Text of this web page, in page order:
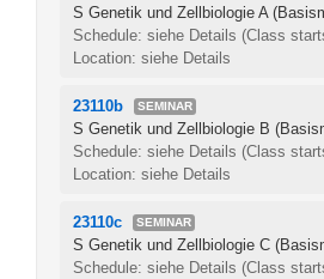
S Genetik und Zellbiologie A
Schedule: siehe Details (Class
Location: siehe Details
23110b SEMINAR
S Genetik und Zellbiologie B
Schedule: siehe Details (Class
Location: siehe Details
23110c SEMINAR
S Genetik und Zellbiologie C
Schedule: siehe Details (Class